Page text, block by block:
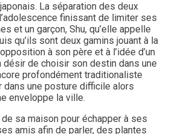
La séparation des deux
finissant de limiter ses
et un garçon, Shu, qu’elle appelle
qu’ils sont deux gamins jouant à la
à son père et à l’idée d’un
désir de choisir son destin dans une
profondément traditionaliste
une posture difficile alors
enveloppe la ville.
sa maison pour échapper à ses
amis afin de parler, des plantes